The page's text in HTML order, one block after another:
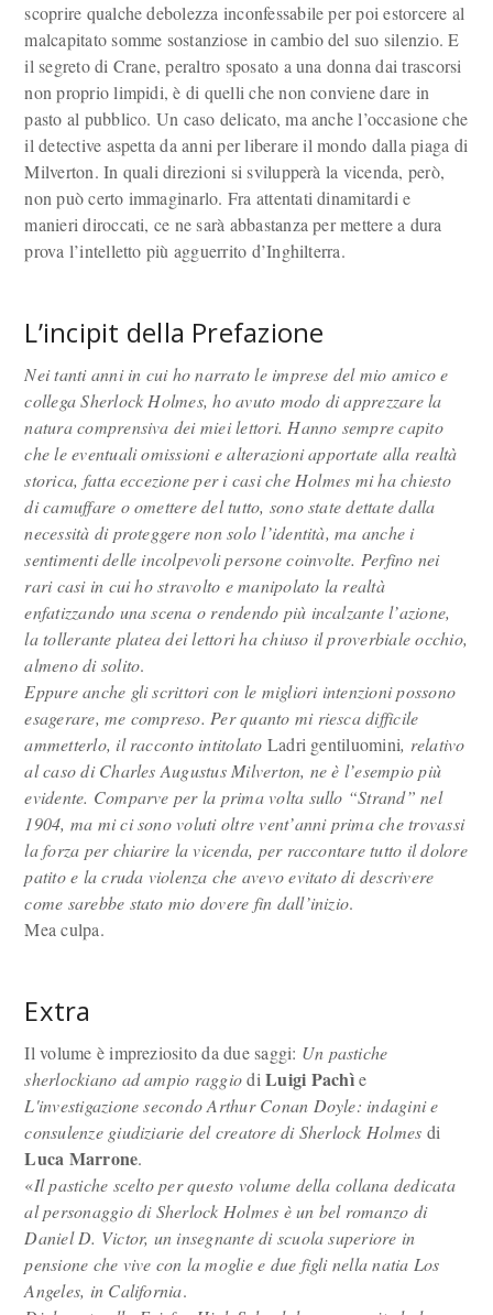
scoprire qualche debolezza inconfessabile per poi estorcere al
malcapitato somme sostanziose in cambio del suo silenzio. E
il segreto di Crane, peraltro sposato a una donna dai trascorsi
non proprio limpidi, è di quelli che non conviene dare in
pasto al pubblico. Un caso delicato, ma anche l’occasione che
il detective aspetta da anni per liberare il mondo dalla piaga di
Milverton. In quali direzioni si svilupperà la vicenda, però,
non può certo immaginarlo. Fra attentati dinamitardi e
manieri diroccati, ce ne sarà abbastanza per mettere a dura
prova l’intelletto più agguerrito d’Inghilterra.
L’incipit della Prefazione
Nei tanti anni in cui ho narrato le imprese del mio amico e
collega Sherlock Holmes, ho avuto modo di apprezzare la
natura comprensiva dei miei lettori. Hanno sempre capito
che le eventuali omissioni e alterazioni apportate alla realtà
storica, fatta eccezione per i casi che Holmes mi ha chiesto
di camuffare o omettere del tutto, sono state dettate dalla
necessità di proteggere non solo l’identità, ma anche i
sentimenti delle incolpevoli persone coinvolte. Perfino nei
rari casi in cui ho stravolto e manipolato la realtà
enfatizzando una scena o rendendo più incalzante l’azione,
la tollerante platea dei lettori ha chiuso il proverbiale occhio,
almeno di solito.
Eppure anche gli scrittori con le migliori intenzioni possono
esagerare, me compreso. Per quanto mi riesca difficile
ammetterlo, il racconto intitolato Ladri gentiluomini, relativo
al caso di Charles Augustus Milverton, ne è l’esempio più
evidente. Comparve per la prima volta sullo “Strand” nel
1904, ma mi ci sono voluti oltre vent’anni prima che trovassi
la forza per chiarire la vicenda, per raccontare tutto il dolore
patito e la cruda violenza che avevo evitato di descrivere
come sarebbe stato mio dovere fin dall’inizio.
Mea culpa.
Extra
Il volume è impreziosito da due saggi: Un pastiche
sherlockiano ad ampio raggiodiLuigi Pachìe
L'investigazione secondo Arthur Conan Doyle: indagini e
consulenze giudiziarie del creatore di Sherlock Holmes di
Luca Marrone.
«Il pastiche scelto per questo volume della collana dedicata
al personaggio di Sherlock Holmes è un bel romanzo di
Daniel D. Victor, un insegnante di scuola superiore in
pensione che vive con la moglie e due figli nella natia Los
Angeles, in California.